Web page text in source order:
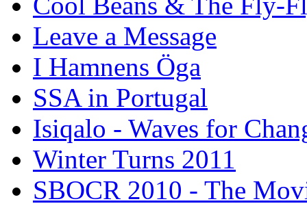
Leave a Message
I Hamnens Öga
SSA in Portugal
Isiqalo - Waves for
Winter Turns 2011
SBOCR 2010 - The